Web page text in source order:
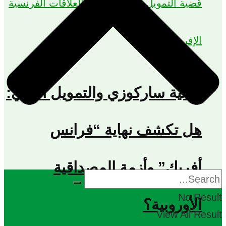
قضية ساركوزي والتمويل الليبي:
هل تكشف نهاية “فرانس
أفريك” وأزمة المصداقية
الأوروبية؟
No Result
View All Result